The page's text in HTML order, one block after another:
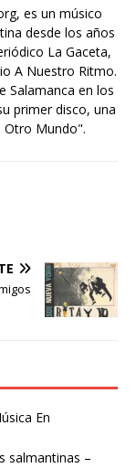
es un músico
desde los años
La Gaceta,
A Nuestro Ritmo.
Salamanca en los
primer disco, una
Otro Mundo".
En
salmantinas –